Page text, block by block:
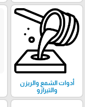
أدوات الشمع والريزن
والتيرازو